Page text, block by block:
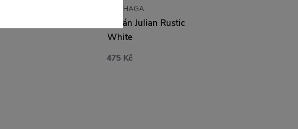
STRÖMSHAGA
Kameninový džbán Julian Rustic
White
475 Kč